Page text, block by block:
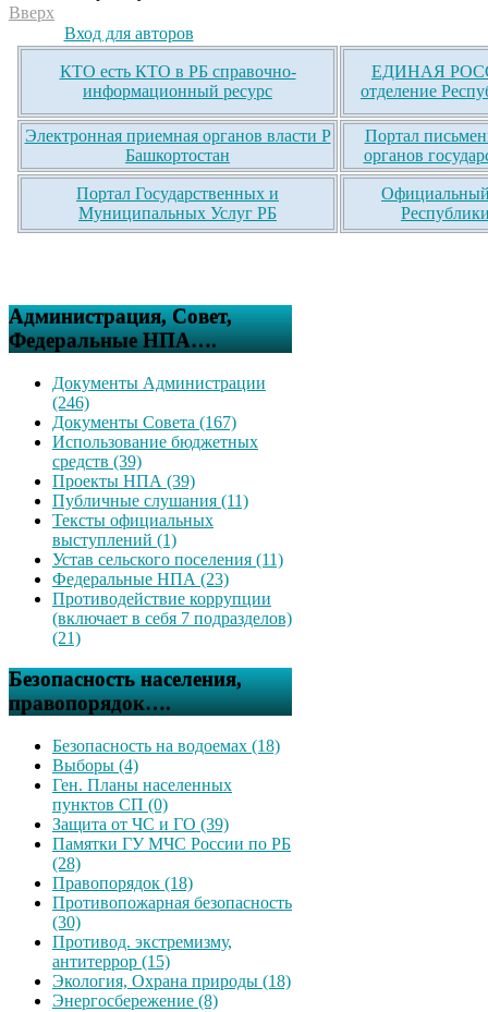
Вверх
Вход для авторов
КТО есть КТО в РБ справочно-
информационный ресурс
ЕДИНАЯ
отделение
Электронная приемная органов власти Р
Башкортостан
Портал
органов
Портал Государственных и
Муниципальных Услуг РБ
Официальный
Администрация, Совет,
Федеральные НПА….
Документы Администрации
(246)
Документы Совета (167)
Использование бюджетных
средств (39)
Проекты НПА (39)
Публичные слушания (11)
Тексты официальных
выступлений (1)
Устав сельского поселения (11)
Федеральные НПА (23)
Противодействие коррупции
(включает в себя 7 подразделов)
(21)
Безопасность населения,
правопорядок….
Безопасность на водоемах (18)
Выборы (4)
Ген. Планы населенных
пунктов СП (0)
Защита от ЧС и ГО (39)
Памятки ГУ МЧС России по РБ
(28)
Правопорядок (18)
Противопожарная безопасность
(30)
Противод. экстремизму,
антитеррор (15)
Экология, Охрана природы (18)
Энергосбережение (8)